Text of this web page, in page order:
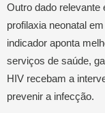
Outro dado relevante
profilaxia neonatal
indicador aponta
serviços de saúde,
HIV recebam a
prevenir a infecção.